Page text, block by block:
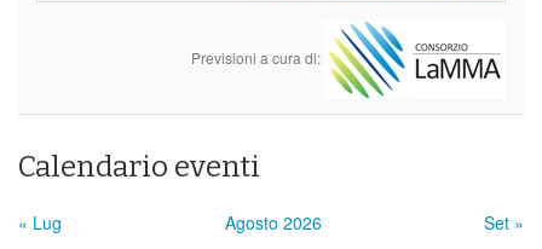
Previsioni a cura di:
Calendario eventi
« Lug Agosto 2026
Set »